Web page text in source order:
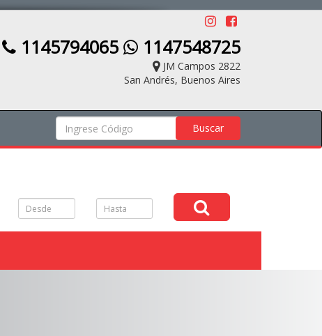
1145794065 1147548725
JM Campos 2822
San Andrés, Buenos Aires
Buscar